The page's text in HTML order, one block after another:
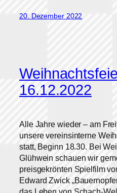
20. Dezember 2022
16.12.2022
Alle Jahre wieder – am
unsere vereinsinterne
statt, Beginn 18.30. Bei
Glühwein schauen wir
preisgekrönten Spielfilm
Edward Zwick